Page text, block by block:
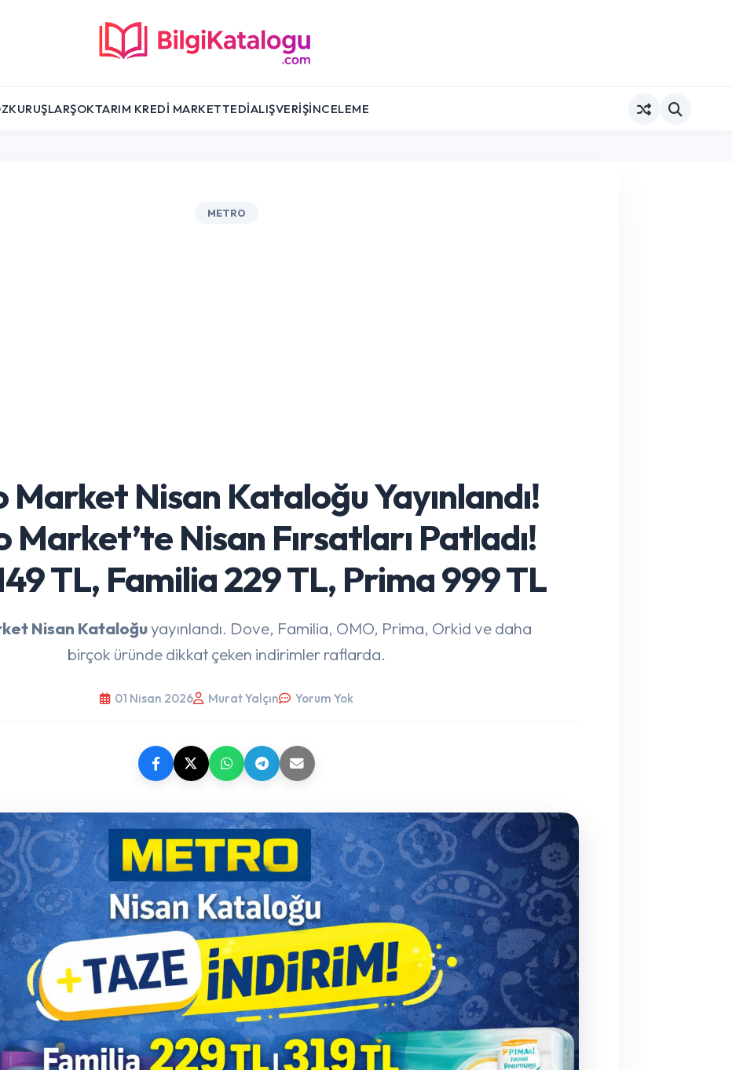
ŞOKTARIM KREDI MARKETTEDIALIŞVERIŞİNCELEME
METRO
Nisan Kataloğu Yayınlandı!
Market’te Nisan Fırsatları Patladı!
TL, Familia 229 TL, Prima 999 TL
Nisan Kataloğuyayınlandı. Dove, Familia, OMO, Prima, Orkid ve daha
birçok üründe dikkat çeken indirimler raflarda.
01 Nisan 2026 Murat Yalçın Yorum Yok